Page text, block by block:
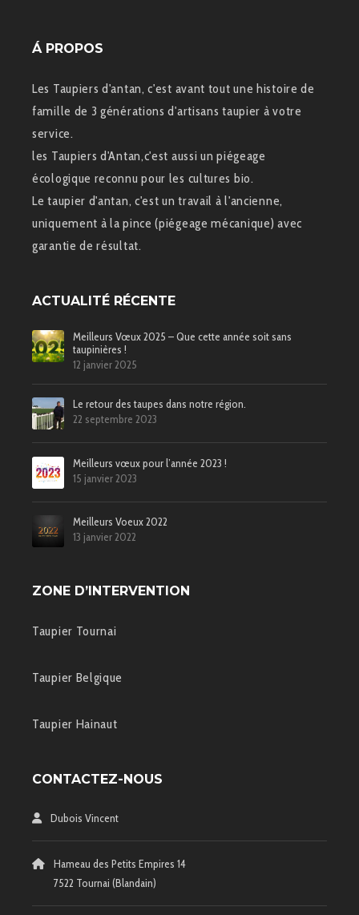
Á PROPOS
Les Taupiers d'antan, c'est avant tout une histoire de
famille de 3 générations d'artisans taupier à votre
service.
les Taupiers d'Antan,c'est aussi un piégeage
écologique reconnu pour les cultures bio.
Le taupier d'antan, c'est un travail à l'ancienne,
uniquement à la pince (piégeage mécanique) avec
garantie de résultat.
ACTUALITÉ RÉCENTE
Meilleurs Vœux 2025 – Que cette année soit sans
taupinières !
12 janvier 2025
Le retour des taupes dans notre région.
22 septembre 2023
Meilleurs vœux pour l’année 2023 !
15 janvier 2023
Meilleurs Voeux 2022
13 janvier 2022
ZONE D’INTERVENTION
Taupier Tournai
Taupier Belgique
Taupier Hainaut
CONTACTEZ-NOUS
Dubois Vincent
Hameau des Petits Empires 14
7522 Tournai (Blandain)